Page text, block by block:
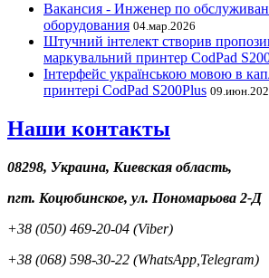
Вакансия - Инженер по
оборудования 04.мар.2026
Штучний інтелект створив
маркувальний принтер CodPad
Інтерфейс українською мовою в
принтері CodPad S200Plus
Наши контакты
08298, Украина, Киевская область,
пгт. Коцюбинское, ул. Пономарьова 2-Д
+38 (050) 469-20-04 (Viber)
+38 (068) 598-30-22 (WhatsApp,Telegram)